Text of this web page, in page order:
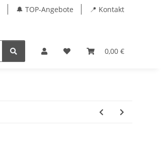
🔔 TOP-Angebote 📍 Kontakt
0,00 €